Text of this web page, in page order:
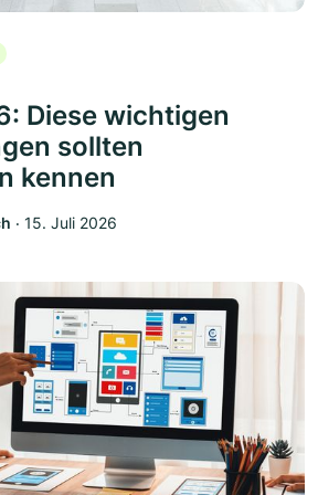
Diese wichtigen
sollten
kennen
‧ 15. Juli 2026